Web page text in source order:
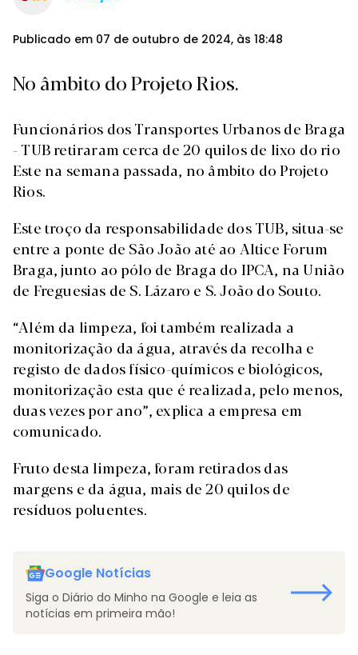
Publicado em 07 de outubro de 2024, às 18:48
No âmbito do Projeto Rios.
Funcionários dos Transportes Urbanos de Braga
- TUB retiraram cerca de 20 quilos de lixo do rio
Este na semana passada, no âmbito do Projeto
Rios.
Este troço da responsabilidade dos TUB, situa-se
entre a ponte de São João até ao Altice Forum
Braga, junto ao pólo de Braga do IPCA, na União
de Freguesias de S. Lázaro e S. João do Souto.
“Além da limpeza, foi também realizada a
monitorização da água, através da recolha e
registo de dados físico-químicos e biológicos,
monitorização esta que é realizada, pelo menos,
duas vezes por ano”, explica a empresa em
comunicado.
Fruto desta limpeza, foram retirados das
margens e da água, mais de 20 quilos de
resíduos poluentes.
Google Notícias
Siga o Diário do Minho na Google e leia as
notícias em primeira mão!